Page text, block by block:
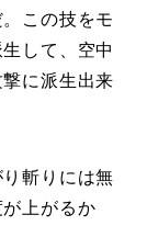
この技をモ
して、空中
に派生出来
斬りには無
上がるか